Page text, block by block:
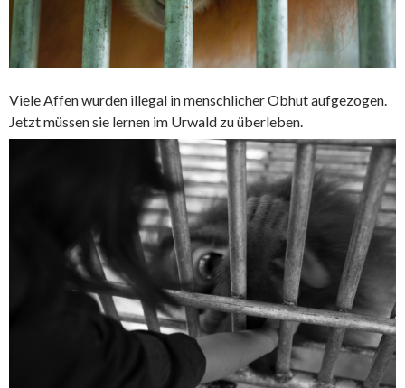
Viele Affen wurden illegal in menschlicher Obhut aufgezogen.
Jetzt müssen sie lernen im Urwald zu überleben.